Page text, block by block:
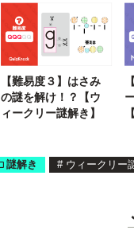
【難易度３】はさみ
の謎を解け！？【ウ
ィークリー謎解き】
謎解き # ウィークリー